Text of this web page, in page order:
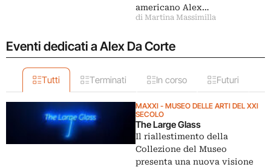
americano Alex…
di Martina Massimilla
Eventi dedicati a Alex Da Corte
Tutti Terminati In corso Futuri
MAXXI - MUSEO DELLE ARTI DEL XXI
SECOLO
The Large Glass
Il riallestimento della
Collezione del Museo
presenta una nuova visione